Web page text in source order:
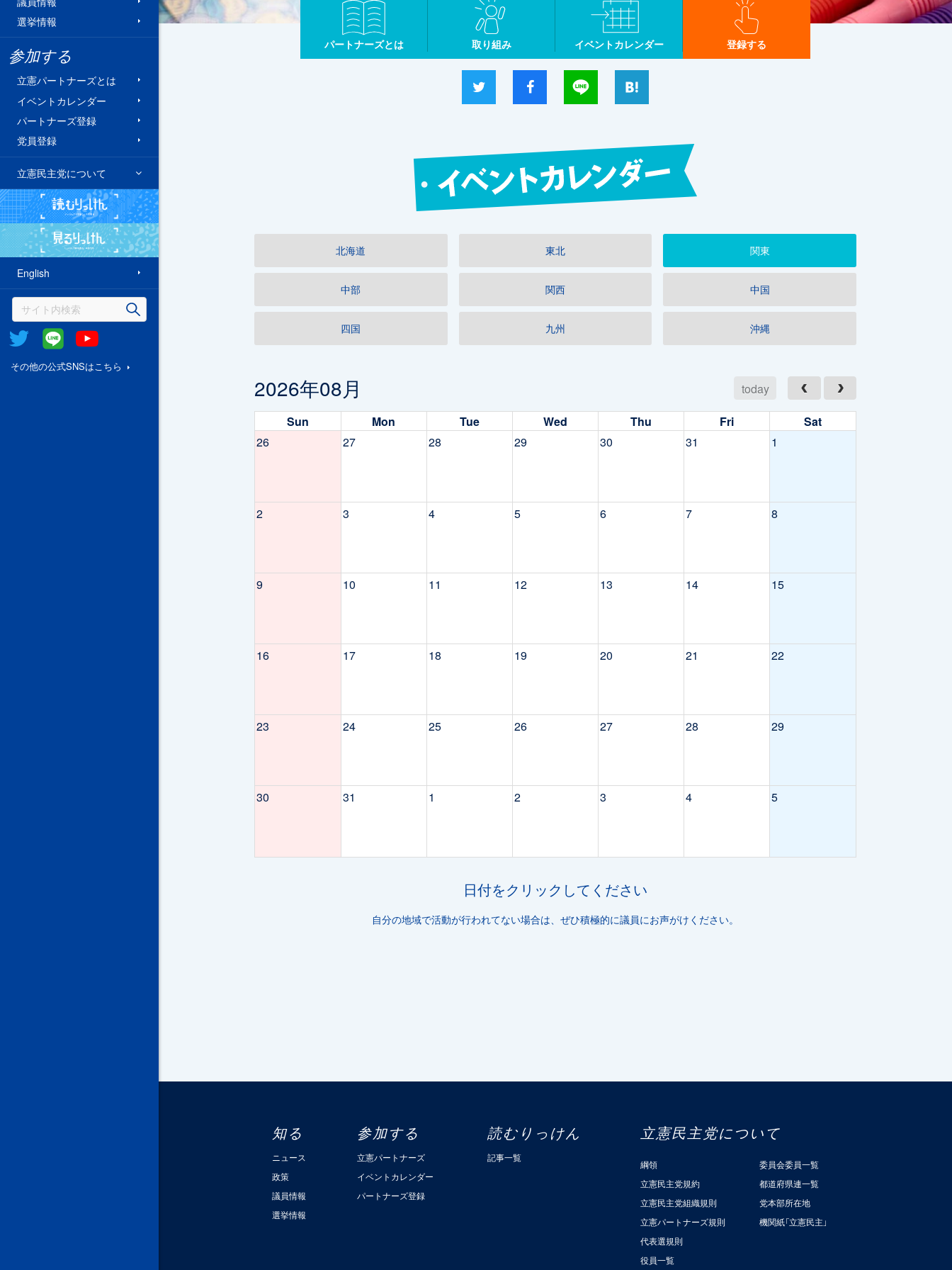
選挙情報
参加する
立憲パートナーズとは
イベントカレンダー
パートナーズ登録
党員登録
立憲民主党について
English
Twitter @Line
その他の公式SNSはこちら
パートナーズとは 取り組み イベントカレンダー 登録する
ツイート シャア Lineで送る
北海道 東北 関東
中部 関西 中国
四国 九州 沖縄
2026年08月
today
Sun
Mon Tue Wed Thu Fri
Sat
26
27 28 29 30 31 1
2 3 4 5 6 7 8
9 10 11 12 13 14 15
16 17 18 19 20 21 22
23 24 25 26 27 28 29
30 31 1 2 3 4 5
日付をクリックしてください
自分の地域で活動が行われてない場合は、ぜひ積極的に議員にお声がけください。
知る
ニュース
政策
議員情報
選挙情報
参加する
立憲パートナーズ
イベントカレンダー
パートナーズ登録
読むりっけん
記事一覧
立憲民主党について
綱領
立憲民主党規約
立憲民主党組織規則
立憲パートナーズ規則
代表選規則
役員一覧
委員会委員一覧
都道府県連一覧
党本部所在地
機関紙「立憲民主」